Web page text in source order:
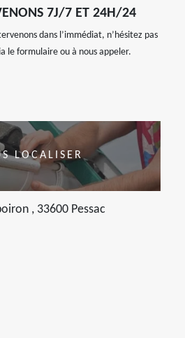
7J/7 ET 24H/24
dans l’immédiat, n’hésitez pas
le formulaire ou à nous appeler.
LOCALISER
, 33600 Pessac